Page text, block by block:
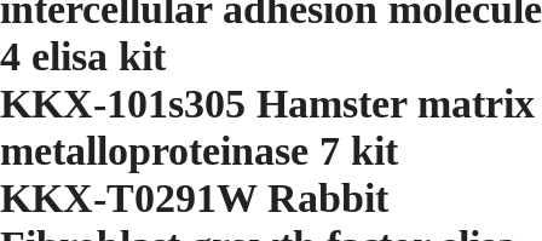
4 elisa kit
KKX-101s305 Hamster matrix
metalloproteinase 7 kit
KKX-T0291W Rabbit